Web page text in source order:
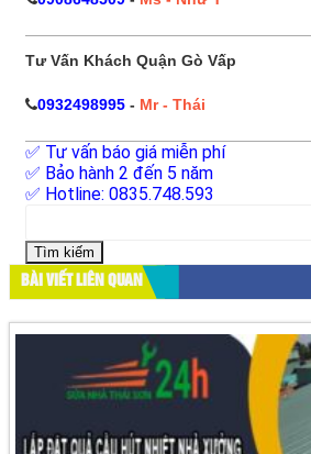
Tư Vấn Khách Quận Gò Vấp
0932498995 - Mr - Thái
✅ Tư vấn báo giá miễn phí
✅ Bảo hành 2 đến 5 năm
✅ Hotline: 0835.748.593
cho:
BÀI VIẾT LIÊN QUAN